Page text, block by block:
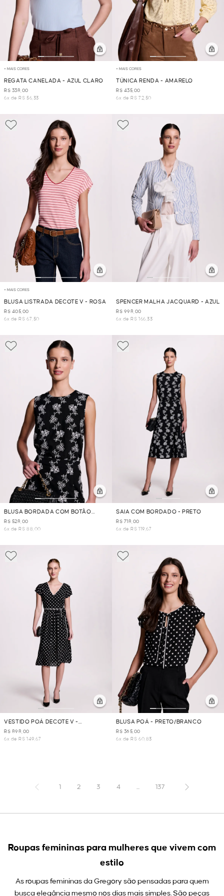
+ MAIS CORES
REGATA CANELADA - AZUL CLARO
R$ 338,00
6x de R$ 56,33
+ MAIS CORES
TÚNICA RENDA - AMARELO
R$ 435,00
6x de R$ 72,50
+ MAIS CORES
BLUSA LISTRADA DECOTE V - ROSA
R$ 405,00
6x de R$ 67,50
SPENCER MALHA JACQUARD - AZUL
R$ 998,00
6x de R$ 166,33
BLUSA BORDADA COM BOTÃO
COSTAS - PRETO
R$ 528,00
6x de R$ 88,00
SAIA COM BORDADO - PRETO
R$ 718,00
6x de R$ 119,67
VESTIDO POÁ DECOTE V -
PRETO/BRANCO
R$ 898,00
6x de R$ 149,67
BLUSA POÁ - PRETO/BRANCO
R$ 365,00
6x de R$ 60,83
1 2 3 4 ... 137
Roupas femininas para mulheres que vivem com
estilo
As roupas femininas da Gregory são pensadas para quem
busca elegância mesmo nos dias mais simples. São peças